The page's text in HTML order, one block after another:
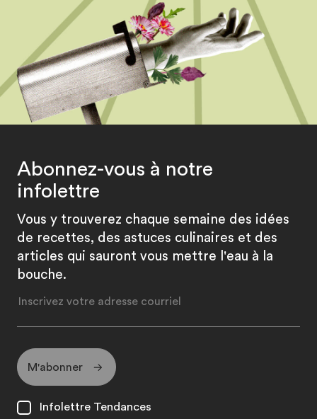
Abonnez-vous à notre
infolettre
Vous y trouverez chaque semaine des idées
de recettes, des astuces culinaires et des
articles qui sauront vous mettre l'eau à la
bouche.
M'abonner
Infolettre Tendances